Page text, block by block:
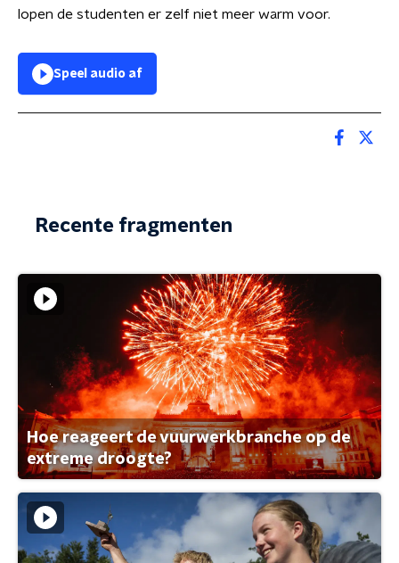
lopen de studenten er zelf niet meer warm voor.
Speel audio af
Recente fragmenten
Hoe reageert de vuurwerkbranche op de
extreme droogte?